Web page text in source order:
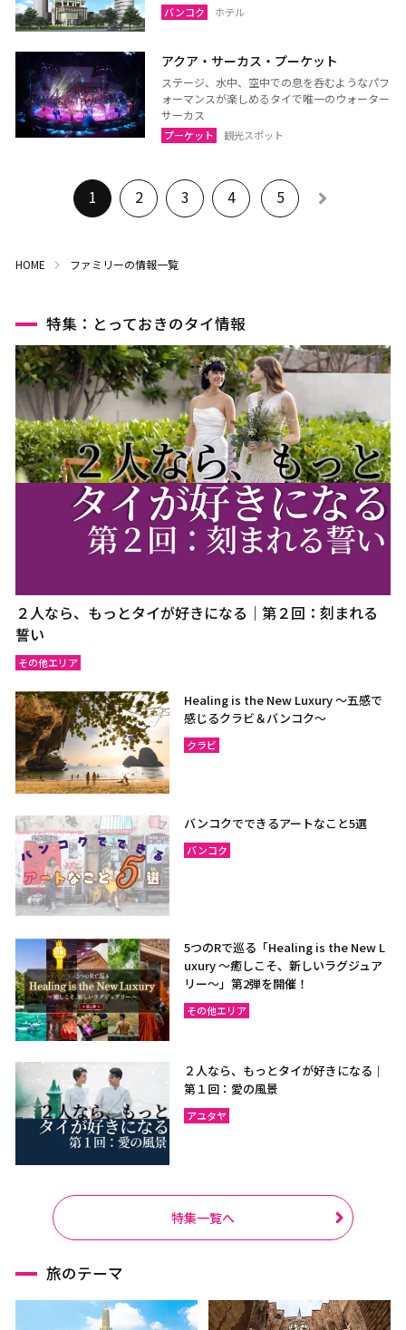
バンコク ホテル
アクア・サーカス・プーケット
ステージ、水中、空中での息を呑むようなパフ
ォーマンスが楽しめるタイで唯一のウォーター
サーカス
プーケット 観光スポット
1 2 3 4 5
HOME ファミリーの情報一覧
特集：とっておきのタイ情報
２人なら、もっとタイが好きになる｜第２回：刻まれる
誓い
その他エリア
Healing is the New Luxury ～五感で
感じるクラビ＆バンコク～
クラビ
バンコクでできるアートなこと5選
バンコク
5つのRで巡る「Healing is the New L
uxury ～癒しこそ、新しいラグジュア
リー〜」第2弾を開催！
その他エリア
２人なら、もっとタイが好きになる｜
第１回：愛の風景
アユタヤ
特集一覧へ
旅のテーマ